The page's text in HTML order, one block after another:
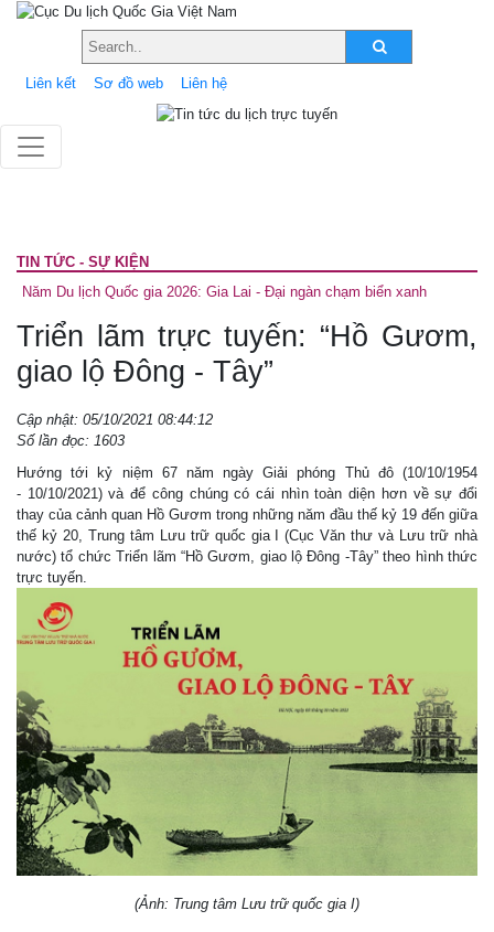
Liên kết Sơ đồ web Liên hệ
TIN TỨC - SỰ KIỆN
Năm Du lịch Quốc gia 2026: Gia Lai - Đại ngàn chạm biển xanh
Triển lãm trực tuyến: “Hồ Gươm,
giao lộ Đông - Tây”
Cập nhật: 05/10/2021 08:44:12
Số lần đọc: 1603
Hướng tới kỷ niệm 67 năm ngày Giải phóng Thủ đô (10/10/1954
- 10/10/2021) và để công chúng có cái nhìn toàn diện hơn về sự đổi
thay của cảnh quan Hồ Gươm trong những năm đầu thế kỷ 19 đến giữa
thế kỷ 20, Trung tâm Lưu trữ quốc gia I (Cục Văn thư và Lưu trữ nhà
nước) tổ chức Triển lãm “Hồ Gươm, giao lộ Đông -Tây” theo hình thức
trực tuyến.
(Ảnh: Trung tâm Lưu trữ quốc gia I)